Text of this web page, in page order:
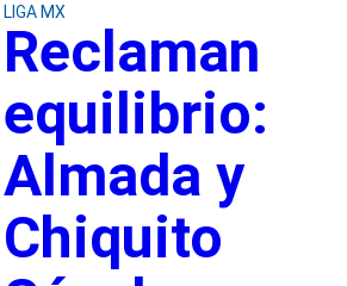
LIGA MX
Reclaman
equilibrio:
Almada y
Chiquito